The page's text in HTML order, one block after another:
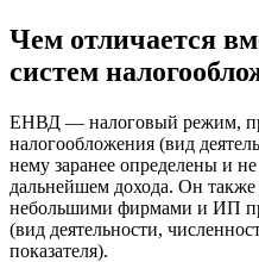
Чем отличается
систем
ЕНВД — налоговый режим,
налогообложения (вид
нему заранее определены и
дальнейшем дохода. Он
небольшими фирмами и ИП
(вид деятельности,
показателя).